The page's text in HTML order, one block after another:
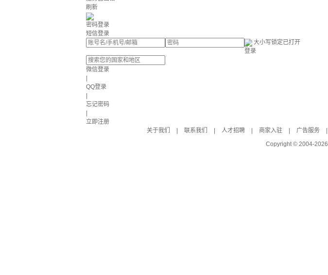
刷新
密码登录
短信登录
大小写锁定已打开
登录
微信登录
QQ登录
忘记密码
立即注册
关于我们
联系我们 人才招聘 商家入驻 广告服务
Copyright © 2004-2026